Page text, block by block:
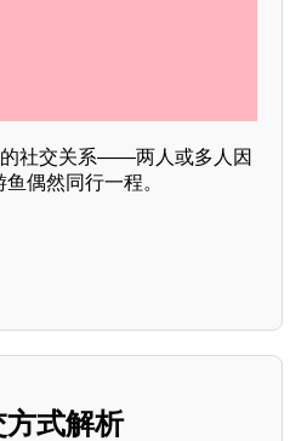
的社交关系——两人或多人因
偶然同行一程。
式解析